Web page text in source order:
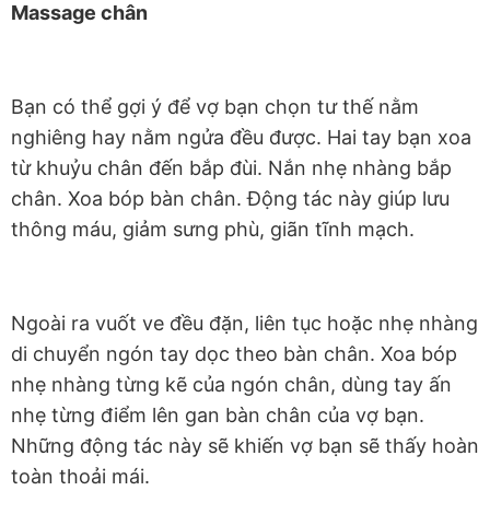
Massage chân
Bạn có thể gợi ý để vợ bạn chọn tư thế nằm
nghiêng hay nằm ngửa đều được. Hai tay bạn xoa
từ khuỷu chân đến bắp đùi. Nắn nhẹ nhàng bắp
chân. Xoa bóp bàn chân. Động tác này giúp lưu
thông máu, giảm sưng phù, giãn tĩnh mạch.
Ngoài ra vuốt ve đều đặn, liên tục hoặc nhẹ nhàng
di chuyển ngón tay dọc theo bàn chân. Xoa bóp
nhẹ nhàng từng kẽ của ngón chân, dùng tay ấn
nhẹ từng điểm lên gan bàn chân của vợ bạn.
Những động tác này sẽ khiến vợ bạn sẽ thấy hoàn
toàn thoải mái.